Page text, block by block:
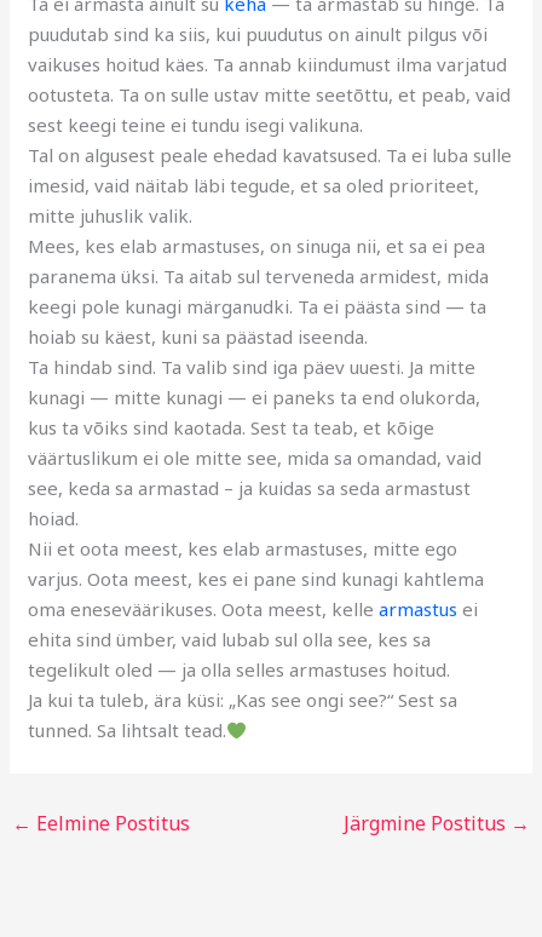
puudutab sind ka siis, kui puudutus on ainult pilgus või
vaikuses hoitud käes. Ta annab kiindumust ilma varjatud
ootusteta. Ta on sulle ustav mitte seetõttu, et peab, vaid
sest keegi teine ei tundu isegi valikuna.
Tal on algusest peale ehedad kavatsused. Ta ei luba sulle
imesid, vaid näitab läbi tegude, et sa oled prioriteet,
mitte juhuslik valik.
Mees, kes elab armastuses, on sinuga nii, et sa ei pea
paranema üksi. Ta aitab sul terveneda armidest, mida
keegi pole kunagi märganudki. Ta ei päästa sind — ta
hoiab su käest, kuni sa päästad iseenda.
Ta hindab sind. Ta valib sind iga päev uuesti. Ja mitte
kunagi — mitte kunagi — ei paneks ta end olukorda,
kus ta võiks sind kaotada. Sest ta teab, et kõige
väärtuslikum ei ole mitte see, mida sa omandad, vaid
see, keda sa armastad – ja kuidas sa seda armastust
hoiad.
Nii et oota meest, kes elab armastuses, mitte ego
varjus. Oota meest, kes ei pane sind kunagi kahtlema
oma eneseväärikuses. Oota meest, kellearmastus ei
ehita sind ümber, vaid lubab sul olla see, kes sa
tegelikult oled — ja olla selles armastuses hoitud.
Ja kui ta tuleb, ära küsi: „Kas see ongi see?“ Sest sa
tunned. Sa lihtsalt tead.
← Eelmine Postitus Järgmine Postitus →